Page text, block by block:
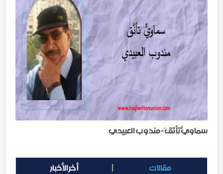
سماويٌّ تأنَّقَ - مندوب العبيدي
مقالات أخر الأخبار